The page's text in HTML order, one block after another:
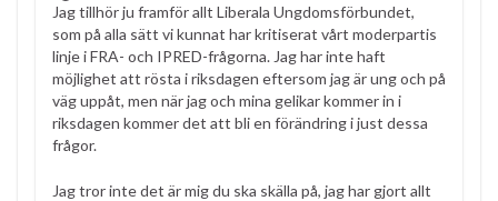
Jag tillhör ju framför allt Liberala Ungdomsförbundet,
som på alla sätt vi kunnat har kritiserat vårt moderpartis
linje i FRA- och IPRED-frågorna. Jag har inte haft
möjlighet att rösta i riksdagen eftersom jag är ung och på
väg uppåt, men när jag och mina gelikar kommer in i
riksdagen kommer det att bli en förändring i just dessa
frågor.
Jag tror inte det är mig du ska skälla på, jag har gjort allt